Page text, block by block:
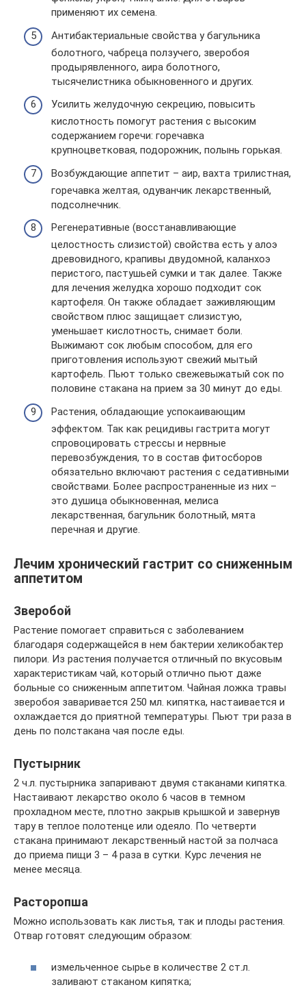
применяют их семена.
Антибактериальные свойства у багульника
болотного, чабреца ползучего, зверобоя
продырявленного, аира болотного,
тысячелистника обыкновенного и других.
Усилить желудочную секрецию, повысить
кислотность помогут растения с высоким
содержанием горечи: горечавка
крупноцветковая, подорожник, полынь горькая.
Возбуждающие аппетит – аир, вахта трилистная,
горечавка желтая, одуванчик лекарственный,
подсолнечник.
Регенеративные (восстанавливающие
целостность слизистой) свойства есть у алоэ
древовидного, крапивы двудомной, каланхоэ
перистого, пастушьей сумки и так далее. Также
для лечения желудка хорошо подходит сок
картофеля. Он также обладает заживляющим
свойством плюс защищает слизистую,
уменьшает кислотность, снимает боли.
Выжимают сок любым способом, для его
приготовления используют свежий мытый
картофель. Пьют только свежевыжатый сок по
половине стакана на прием за 30 минут до еды.
Растения, обладающие успокаивающим
эффектом. Так как рецидивы гастрита могут
спровоцировать стрессы и нервные
перевозбуждения, то в состав фитосборов
обязательно включают растения с седативными
свойствами. Более распространенные из них –
это душица обыкновенная, мелиса
лекарственная, багульник болотный, мята
перечная и другие.
Лечим хронический гастрит со сниженным
аппетитом
Зверобой
Растение помогает справиться с заболеванием
благодаря содержащейся в нем бактерии хеликобактер
пилори. Из растения получается отличный по вкусовым
характеристикам чай, который отлично пьют даже
больные со сниженным аппетитом. Чайная ложка травы
зверобоя заваривается 250 мл. кипятка, настаивается и
охлаждается до приятной температуры. Пьют три раза в
день по полстакана чая после еды.
Пустырник
2 ч.л. пустырника запаривают двумя стаканами кипятка.
Настаивают лекарство около 6 часов в темном
прохладном месте, плотно закрыв крышкой и завернув
тару в теплое полотенце или одеяло. По четверти
стакана принимают лекарственный настой за полчаса
до приема пищи 3 – 4 раза в сутки. Курс лечения не
менее месяца.
Расторопша
Можно использовать как листья, так и плоды растения.
Отвар готовят следующим образом:
измельченное сырье в количестве 2 ст.л.
заливают стаканом кипятка;